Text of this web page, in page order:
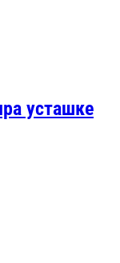
усташке